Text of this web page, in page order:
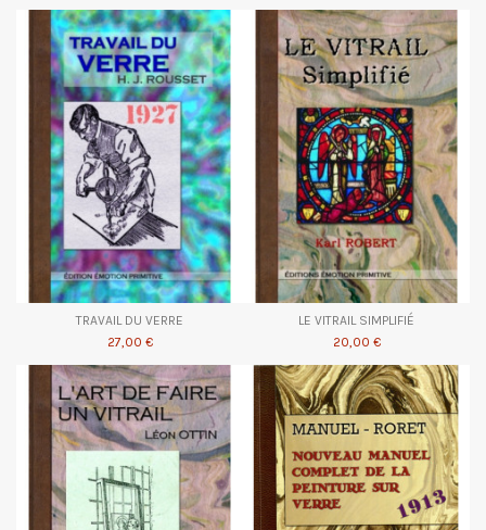
TRAVAIL DU VERRE
27,00 €
LE VITRAIL SIMPLIFIÉ
20,00 €